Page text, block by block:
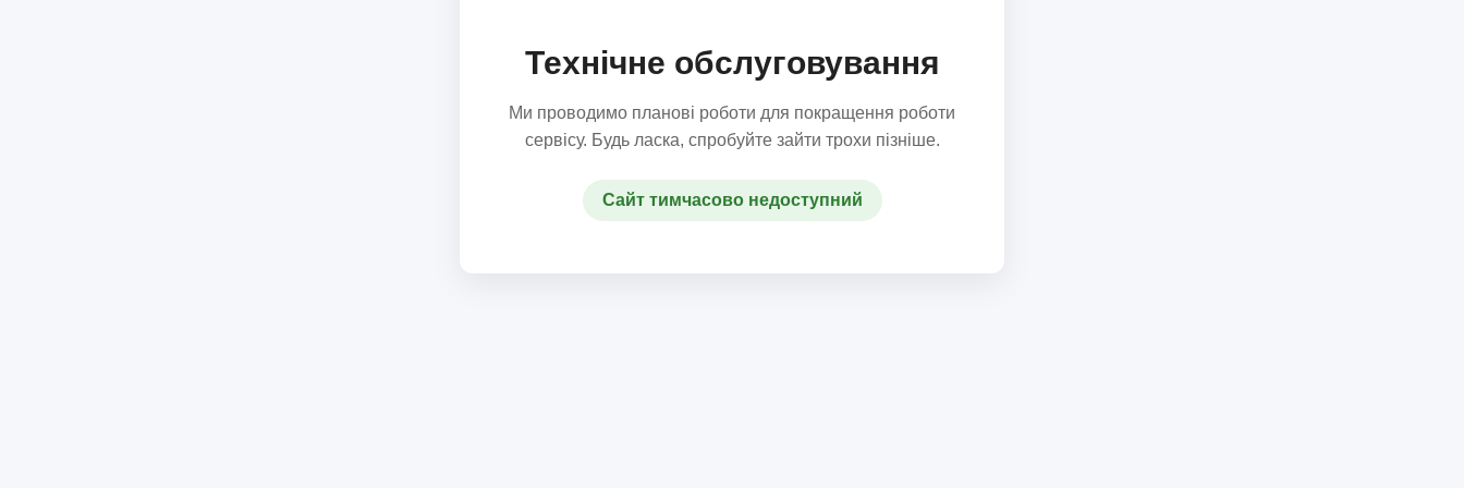
Технічне обслуговування
Ми проводимо планові роботи для покращення роботи
сервісу. Будь ласка, спробуйте зайти трохи пізніше.
Сайт тимчасово недоступний